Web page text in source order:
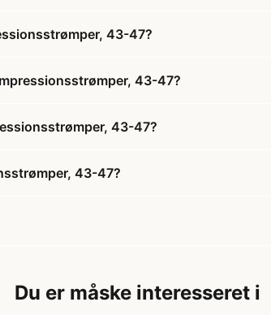
43-47?
43-47?
43-47?
43-47?
Du er måske interesseret i